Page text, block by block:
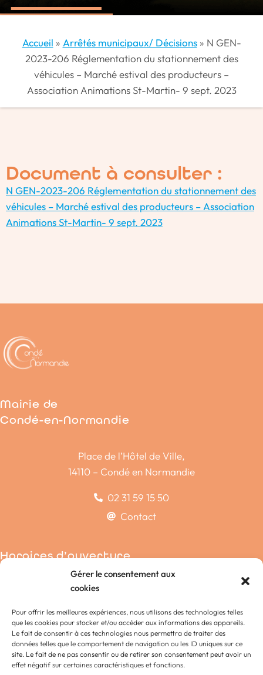
Gérer le consentement aux
cookies
Pour offrir les meilleures expériences, nous utilisons des technologies telles
que les cookies pour stocker et/ou accéder aux informations des appareils.
Le fait de consentir à ces technologies nous permettra de traiter des
données telles que le comportement de navigation ou les ID uniques sur ce
site. Le fait de ne pas consentir ou de retirer son consentement peut avoir un
effet négatif sur certaines caractéristiques et fonctions.
Accueil » Arrêtés municipaux/ Décisions» N GEN-
2023-206 Réglementation du stationnement des
véhicules – Marché estival des producteurs –
Association Animations St-Martin- 9 sept. 2023
Document à consulter :
N GEN-2023-206 Réglementation du stationnement des
véhicules – Marché estival des producteurs – Association
Animations St-Martin- 9 sept. 2023
Mairie de
Condé-en-Normandie
Place de l’Hôtel de Ville,
14110 – Condé en Normandie
02 31 59 15 50
Contact
Horaires d’ouverture
Condé-sur-Noireau
Lénault
Proussy
Saint-Germain-du-Crioult
Saint-Pierre-la-Vieille